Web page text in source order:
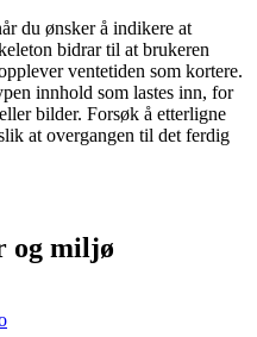
du ønsker å indikere at
bidrar til at brukeren
ventetiden som kortere.
innhold som lastes inn, for
bilder. Forsøk å etterligne
at overgangen til det ferdig
og miljø